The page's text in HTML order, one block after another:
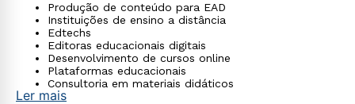
Produção de conteúdo para EAD
Instituições de ensino a distância
Edtechs
Editoras educacionais digitais
Desenvolvimento de cursos online
Plataformas educacionais
Consultoria em materiais didáticos
Ler mais